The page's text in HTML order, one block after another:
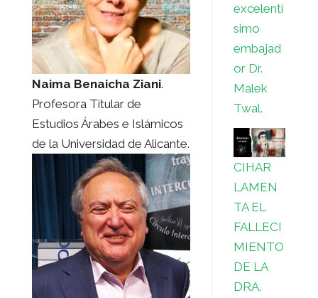
Naima Benaicha Ziani.
Profesora Titular de
Estudios Árabes e Islámicos
de la Universidad de Alicante.
excelentí
simo
embajad
or Dr.
Malek
Twal.
CIHAR
LAMEN
TA EL
FALLECI
MIENTO
DE LA
DRA.